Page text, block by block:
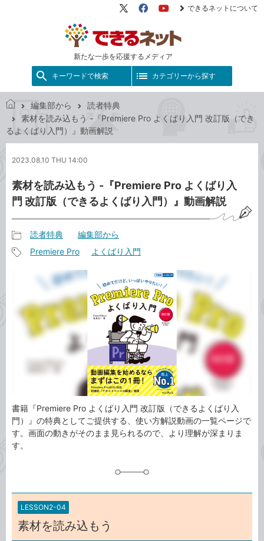
新たな一歩を応援するメディア
X（旧
FacebookYouTube
できるネットについて
キーワードで検索 カテゴリーから探す
で
き
ッ
編集部から
読者特典
素材を読み込もう -『Premiere Pro よくばり入門 改訂版（でき
るよくばり入門）』動画解説
2023.08.10 THU 14:00
素材を読み込もう -『Premiere Pro よくばり入
門 改訂版（できるよくばり入門）』動画解説
事
ゴ
リ
読者特典 編集部から
グ
Premiere Pro よくばり入門
書籍『Premiere Pro よくばり入門 改訂版（できるよくばり入
門）』の特典としてご提供する、使い方解説動画の一覧ページで
す。画面の動きがそのまま見られるので、より理解が深まりま
す。
LESSON2-04
素材を読み込もう